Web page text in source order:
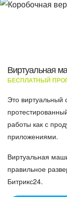
Виртуальная
БЕСПЛАТНЫЙ
Это виртуальный
работы как с
приложениями.
Виртуальная
правильное
Битрикс24.